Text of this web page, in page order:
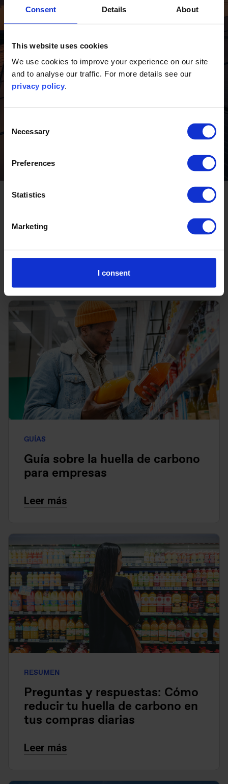
Consent Details About
This website uses cookies
We use cookies to improve your experience on our site
and to analyse our traffic. For more details see our
privacy policy.
Selection
Necessary
Preferences
Statistics
Marketing
I consent
compartida
sistemas energéticos a nivel global de
manera rápida, equitativa y a la escala
necesaria?
Explorar
Recursos
GUÍAS
Guía sobre la huella de carbono
para empresas
Leer más
RESUMEN
Preguntas y respuestas: Cómo
reducir tu huella de carbono en
tus compras diarias
Leer más